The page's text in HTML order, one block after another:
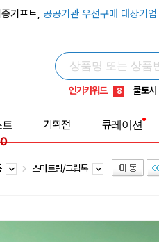
기프트, 공공기관 우선구매 대상기업
인기키워드
5 키캡
8 쿨토시
9 넥쿨러
1 선풍기
트
기획전 큐레이션
스마트링/그립톡